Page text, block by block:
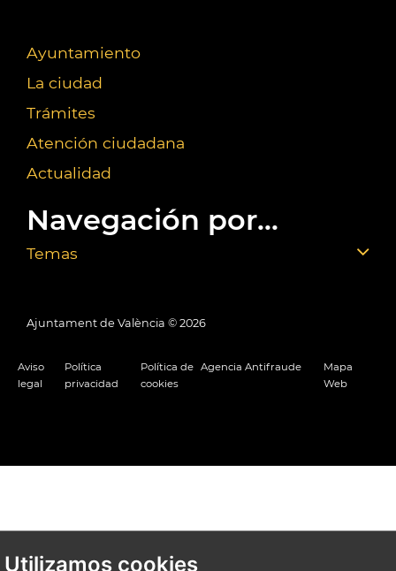
Utilizamos cookies
Ayuntamiento
La ciudad
Trámites
Atención ciudadana
Actualidad
Navegación por...
Temas
Ajuntament de València © 2026
Aviso
legal
Política
privacidad
Política de
cookies
Agencia Antifraude
Mapa
Web